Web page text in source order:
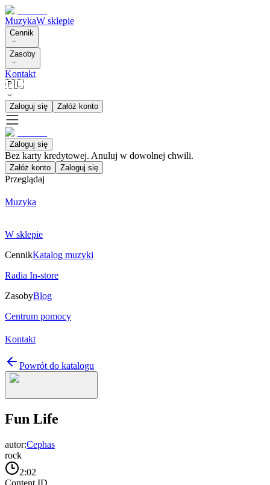
MuzykaW sklepie
Cennik
Zasoby
Kontakt
🇵🇱
Zaloguj się Załóż konto
Zaloguj się
Bez karty kredytowej. Anuluj w dowolnej chwili.
Załóż konto Zaloguj się
Przeglądaj
Muzyka
W sklepie
CennikKatalog muzyki
Radia In-store
ZasobyBlog
Centrum pomocy
Kontakt
Powrót do katalogu
Fun Life
autor:Cephas
rock
2:02
Content ID